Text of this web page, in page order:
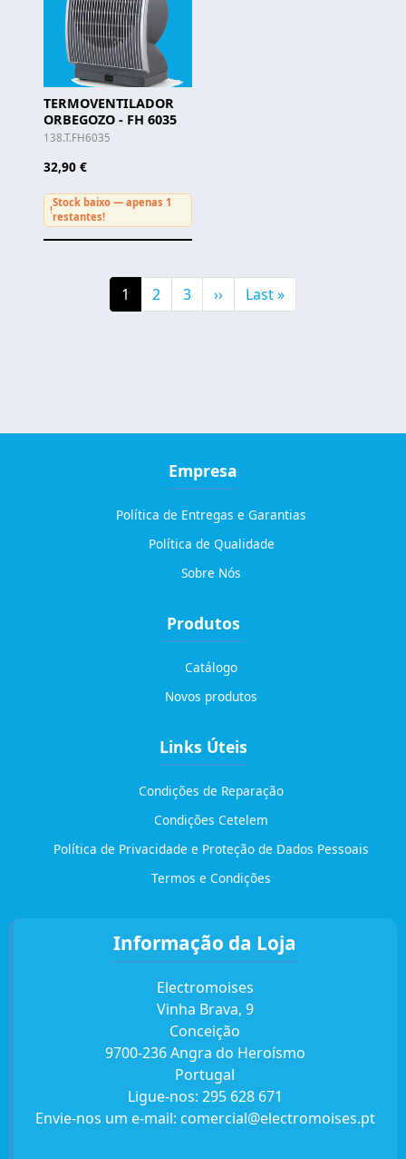
TERMOVENTILADOR
ORBEGOZO - FH 6035
138.T.FH6035
32,90 €
!
Stock baixo — apenas 1
restantes!
PaginationCurrent page
1 Page
2 Page
3 Next page
›› Última página
Last »
Empresa
Política de Entregas e Garantias
Política de Qualidade
Sobre Nós
Produtos
Catálogo
Novos produtos
Links Úteis
Condições de Reparação
Condições Cetelem
Política de Privacidade e Proteção de Dados Pessoais
Termos e Condições
Informação da Loja
Electromoises
Vinha Brava, 9
Conceição
9700-236 Angra do Heroísmo
Portugal
Ligue-nos: 295 628 671
Envie-nos um e-mail: comercial@electromoises.pt